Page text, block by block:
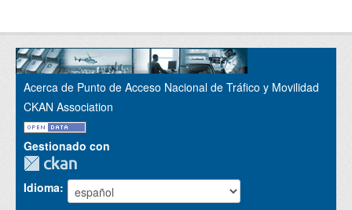
Acerca de Punto de Acceso Nacional de Tráfico y Movilidad
CKAN Association
Gestionado con
Idioma